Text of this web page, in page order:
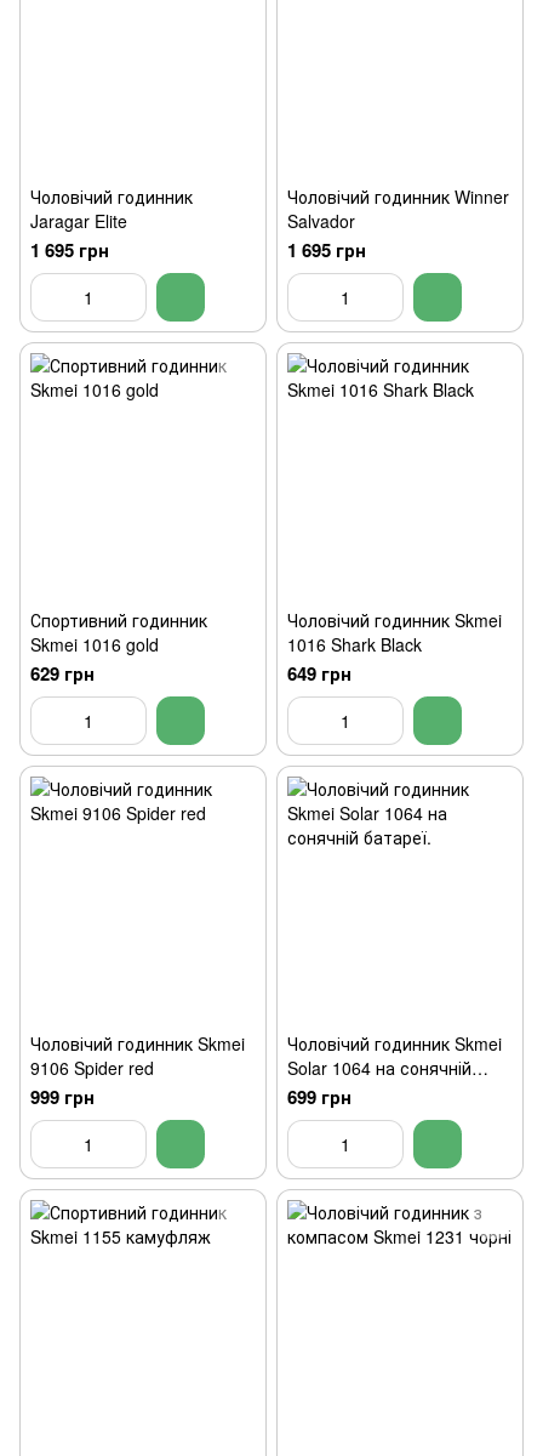
Чоловічий годинник
Jaragar Elite
1 695 грн
Чоловічий годинник Winner
Salvador
1 695 грн
Спортивний годинник
Skmei 1016 gold
629 грн
Чоловічий годинник Skmei
1016 Shark Black
649 грн
Чоловічий годинник Skmei
9106 Spider red
999 грн
Чоловічий годинник Skmei
Solar 1064 на сонячній
батареї.
699 грн